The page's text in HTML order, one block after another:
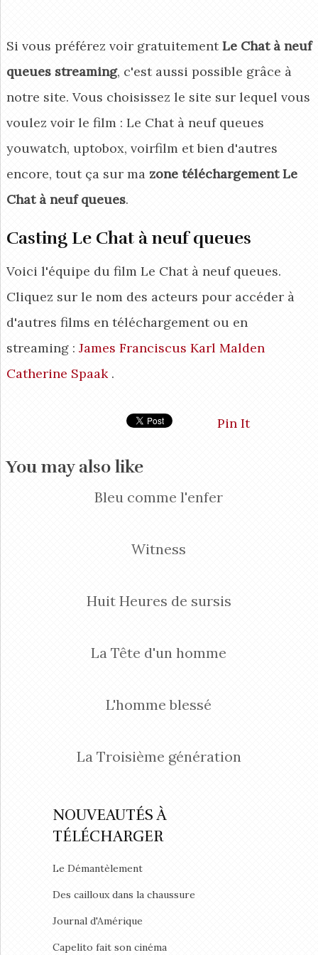
Si vous préférez voir gratuitementLe Chat à neuf
queues streaming, c'est aussi possible grâce à
notre site. Vous choisissez le site sur lequel vous
voulez voir le film : Le Chat à neuf queues
youwatch, uptobox, voirfilm et bien d'autres
encore, tout ça sur ma zone téléchargement Le
Chat à neuf queues.
Casting Le Chat à neuf queues
Voici l'équipe du film Le Chat à neuf queues.
Cliquez sur le nom des acteurs pour accéder à
d'autres films en téléchargement ou en
streaming : James Franciscus Karl Malden
Catherine Spaak.
Pin It
You may also like
Bleu comme l'enfer
Witness
Huit Heures de sursis
La Tête d'un homme
L'homme blessé
La Troisième génération
NOUVEAUTÉS À
TÉLÉCHARGER
Le Démantèlement
Des cailloux dans la chaussure
Journal d'Amérique
Capelito fait son cinéma